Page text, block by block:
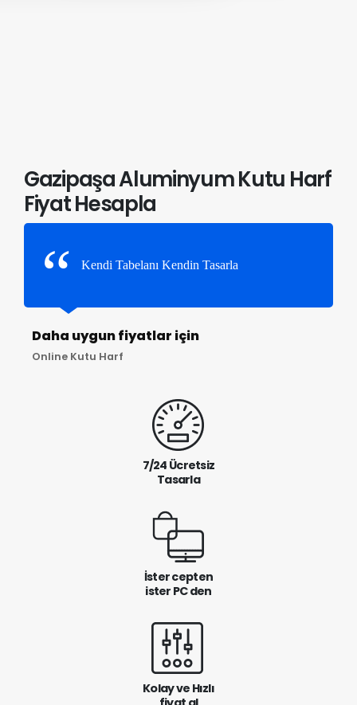
Gazipaşa Aluminyum Kutu Harf
Fiyat Hesapla
Kendi Tabelanı Kendin Tasarla
Daha uygun fiyatlar için
Online Kutu Harf
7/24 Ücretsiz
Tasarla
İster cepten
ister PC den
Kolay ve Hızlı